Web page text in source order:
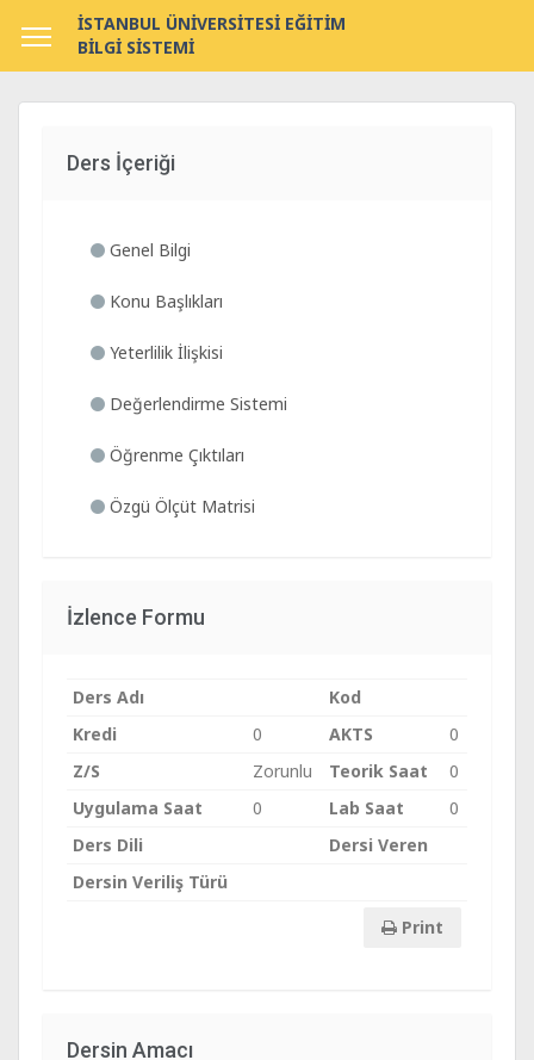
İSTANBUL ÜNİVERSİTESİ EĞİTİM
BİLGİ SİSTEMİ
Ders İçeriği
Genel Bilgi
Konu Başlıkları
Yeterlilik İlişkisi
Değerlendirme Sistemi
Öğrenme Çıktıları
Özgü Ölçüt Matrisi
İzlence Formu
Ders Adı
Kod
Kredi
0 AKTS
0
Z/S
Zorunlu Teorik Saat
0
Uygulama Saat
0 Lab Saat
0
Ders Dili
Dersi Veren
Dersin Veriliş Türü
Print
Dersin Amacı